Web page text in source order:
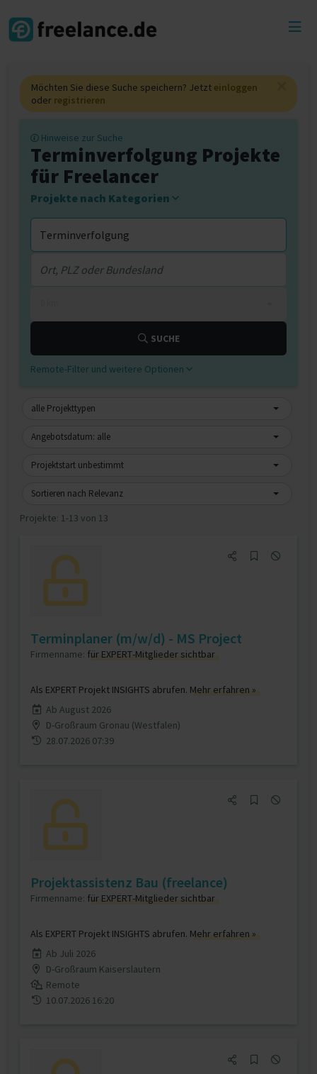
Möchten Sie diese Suche speichern? Jetzt einloggen
oder registrieren
Hinweise zur Suche
Terminverfolgung Projekte
für Freelancer
Projekte nach Kategorien
SUCHE
Remote-Filter und weitere Optionen
alle Projekttypen
Angebotsdatum: alle
Projektstart unbestimmt
Sortieren nach Relevanz
Projekte: 1-13 von 13
Terminplaner (m/w/d) - MS Project
Firmenname: für EXPERT-Mitglieder sichtbar
Als EXPERT Projekt INSIGHTS abrufen. Mehr erfahren »
Ab August 2026
D-Großraum Gronau (Westfalen)
28.07.2026 07:39
Projektassistenz Bau (freelance)
Firmenname: für EXPERT-Mitglieder sichtbar
Als EXPERT Projekt INSIGHTS abrufen. Mehr erfahren »
Ab Juli 2026
D-Großraum Kaiserslautern
Remote
10.07.2026 16:20